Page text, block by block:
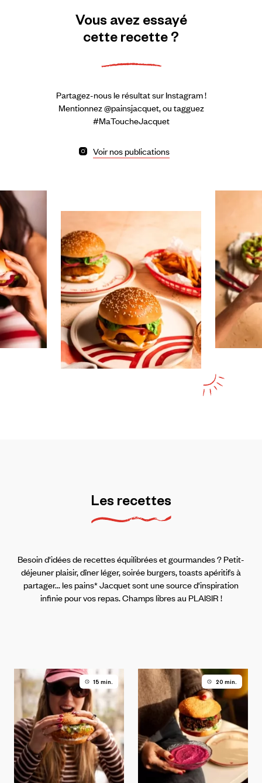
Vous avez essayé
cetterecette?
Partagez-nous le résultat sur Instagram !
Mentionnez @painsjacquet, ou tagguez
#MaToucheJacquet
Voir nos publications
Les recettes
Besoin d'idées de recettes équilibrées et gourmandes ? Petit-
déjeuner plaisir, dîner léger, soirée burgers, toasts apéritifs à
partager... les pains* Jacquet sont une source d'inspiration
infinie pour vos repas. Champs libres au PLAISIR !
15 min. 20 min.